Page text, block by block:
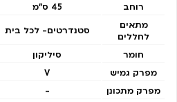
רוחב
45 ס״מ
מתאים
לחללים
סטנדרטים- לכל בית
חומר סיליקון
מפרק גמיש
V
מפרק מתכונן
-